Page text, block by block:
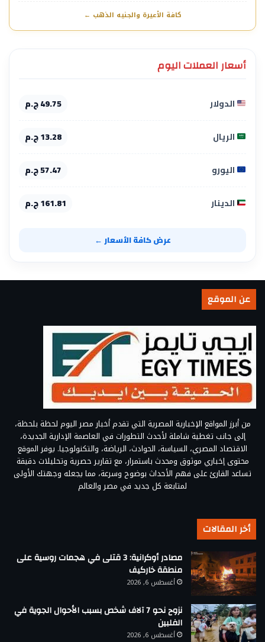
كافة الأعيرة والجنيه الذهب ←
أسعار العملات اليوم
الدولار 49.75 ج.م
الريال 13.28 ج.م
اليورو 57.47 ج.م
الدينار 161.81 ج.م
عرض كافة الأسعار ←
عن الموقع
من أبرز المواقع الإخبارية المصرية التي تقدم أخبار مصر اليوم لحظة بلحظة،
إلى جانب تغطية شاملة لأحدث التطورات في العاصمة الإدارية الجديدة،
الاقتصاد المصري، السياسة، الحوادث، الرياضة، والتكنولوجيا. يوفر الموقع
محتوى إخباري موثوق ومحدث باستمرار، مع تقارير حصرية وتحليلات دقيقة
تساعد القارئ على فهم الأحداث بوضوح وسرعة، مما يجعله وجهتك الأولى
لمتابعة كل جديد في مصر والعالم
أخر المقالات
مصادر أوكرانية: 3 قتلى في هجمات روسية على
منطقة خاركيف
أغسطس 6, 2026
نزوح نحو 7 آلاف شخص بسبب الأحوال الجوية في
الفلبين
أغسطس 6, 2026